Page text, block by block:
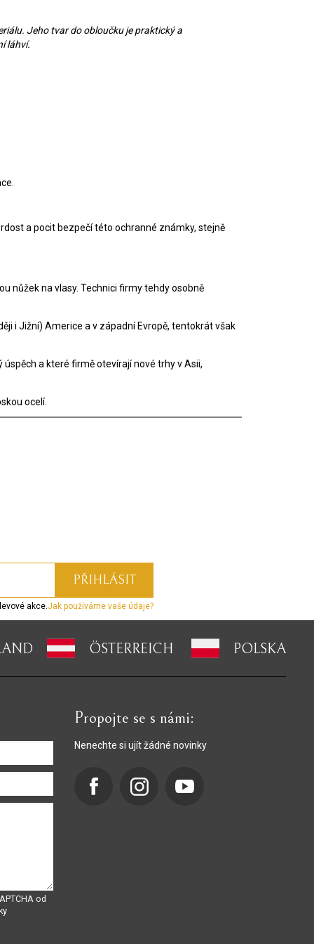
Jeho tvar do obloučku je praktický a
láhví.
a pocit bezpečí této ochranné známky, stejně
nůžek na vlasy. Technici firmy tehdy osobně
i Jižní) Americe a v západní Evropě, tentokrát však
a které firmě otevírají nové trhy v Asii,
ocelí.
akce.Jak používáme vaše údaje?
ÖSTERREICH POLSKA
od
Propojte se s námi:
Nenechte si ujít žádné novinky